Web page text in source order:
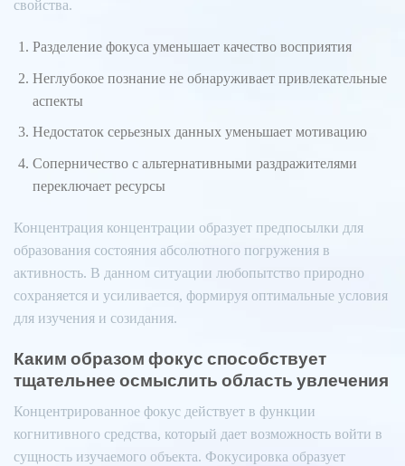
свойства.
Разделение фокуса уменьшает качество восприятия
Неглубокое познание не обнаруживает привлекательные
аспекты
Недостаток серьезных данных уменьшает мотивацию
Соперничество с альтернативными раздражителями
переключает ресурсы
Концентрация концентрации образует предпосылки для
образования состояния абсолютного погружения в
активность. В данном ситуации любопытство природно
сохраняется и усиливается, формируя оптимальные условия
для изучения и созидания.
Каким образом фокус способствует
тщательнее осмыслить область увлечения
Концентрированное фокус действует в функции
когнитивного средства, который дает возможность войти в
сущность изучаемого объекта. Фокусировка образует